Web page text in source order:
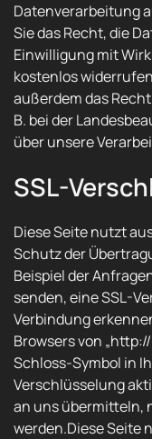
Datenverarbeitung
Sie das Recht, die
Einwilligung mit
kostenlos
außerdem das
B. bei der
über unsere
SSL-
Diese Seite nutzt
Schutz der
Beispiel der
senden, eine SSL-
Verbindung
Browsers von
Schloss-Symbol in
Verschlüsselung
an uns übermitteln,
werden.Diese Seite